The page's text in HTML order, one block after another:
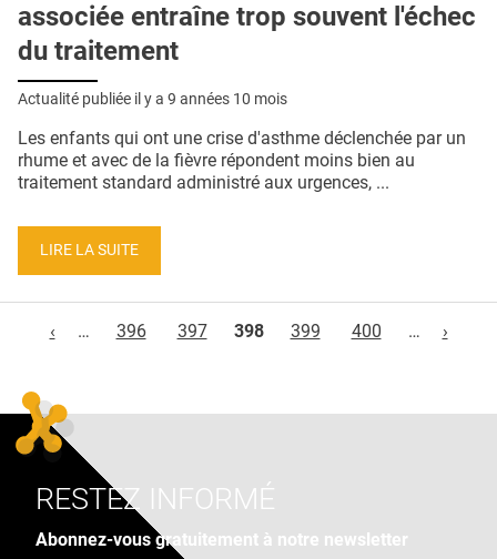
associée entraîne trop souvent l'échec
du traitement
Actualité publiée il y a 9 années 10 mois
Les enfants qui ont une crise d'asthme déclenchée par un
rhume et avec de la fièvre répondent moins bien au
traitement standard administré aux urgences, ...
LIRE LA SUITE
‹
… 396 397 398 399 400 … ›
RESTEZ INFORMÉ
Abonnez-vous gratuitement à notre newsletter